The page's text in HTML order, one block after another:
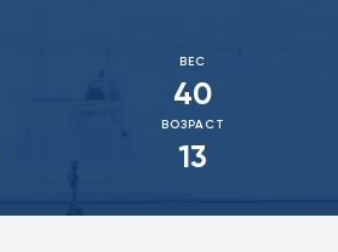
ВЕС
40
ВОЗРАСТ
13